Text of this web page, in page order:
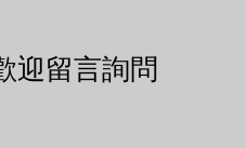
迎留言詢問